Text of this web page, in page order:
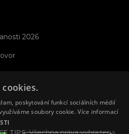
2026
cookies.
poskytování funkcí sociálních médií
soubory cookie.Více informací